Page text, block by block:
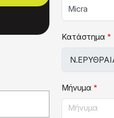
Κατάστημα
Μήνυμα